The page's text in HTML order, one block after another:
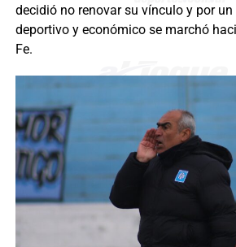
decidió no renovar su vínculo y por
deportivo y económico se marchó
Fe.